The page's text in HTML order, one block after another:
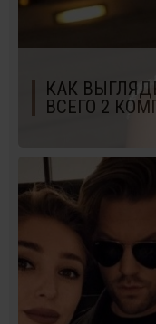
КАК
ВСЕГО 2